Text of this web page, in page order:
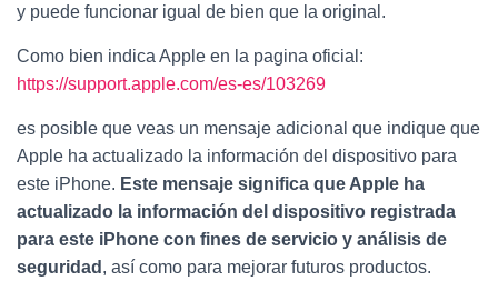
y puede funcionar igual de bien que la original.
Como bien indica Apple en la pagina oficial:
https://support.apple.com/es-es/103269
es posible que veas un mensaje adicional que indique que
Apple ha actualizado la información del dispositivo para
este iPhone. Este mensaje significa que Apple ha
actualizado la información del dispositivo registrada
para este iPhone con fines de servicio y análisis de
seguridad , así como para mejorar futuros productos.